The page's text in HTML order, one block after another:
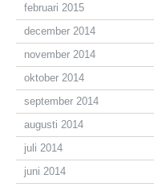
februari 2015
december 2014
november 2014
oktober 2014
september 2014
augusti 2014
juli 2014
juni 2014